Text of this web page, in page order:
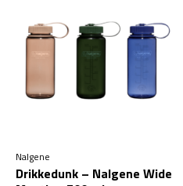
Nalgene
Drikkedunk – Nalgene Wide